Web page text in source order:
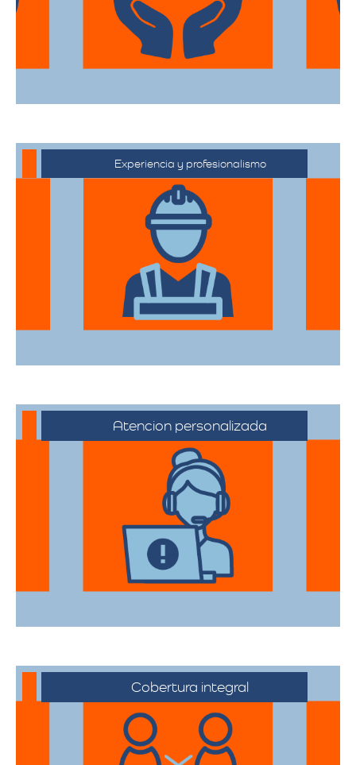
desde el embalaje hasta la entrega final.
Experiencia y profesionalismo
Contamos con una extensa trayectoria
en el sector de trasteos, ofreciendo un
servicio confiable y de alta calidad.
Atencion personalizada
Nuestros asesores están a su disposición
para acompañarte en cada etapa del
proceso, asegurando que todas sus
necesidades sean atendidas.
Cobertura integral
Ofrecemos servicios de trasteos en toda